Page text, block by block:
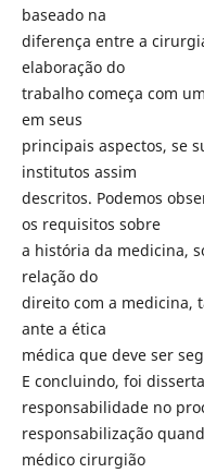
baseado na
diferença entre a
elaboração do
trabalho começa com
em seus
principais aspectos, se
institutos assim
descritos. Podemos
os requisitos sobre
a história da medicina,
relação do
direito com a medicina,
ante a ética
médica que deve ser
E concluindo, foi
responsabilidade no
responsabilização
médico cirurgião